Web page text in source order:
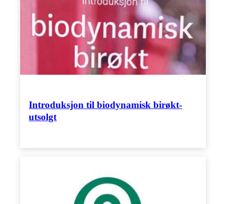
Introduksjon til biodynamisk birøkt-
utsolgt